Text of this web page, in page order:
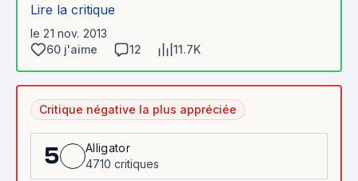
Lire la critique
le 21 nov. 2013
60 j'aime
12 11.7K
Critique négative la plus appréciée
5
Alligator
4710 critiques